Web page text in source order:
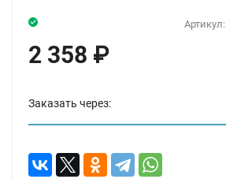
Артикул:
2 358 ₽
Заказать через: